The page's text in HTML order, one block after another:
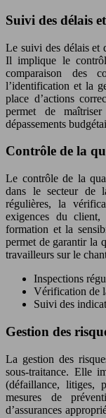
Suivi des délais
Le suivi des délais et
Il implique le
comparaison des
l’identification et la
place d’actions
permet de
dépassements
Contrôle de la
Le contrôle de la
dans le secteur de
régulières, la
exigences du
formation et la
permet de garantir la
travailleurs sur le
Inspections
Vérification de
Suivi des
Gestion des
La gestion des
sous-traitance. Elle
(défaillance, litiges,
mesures de
d’assurances